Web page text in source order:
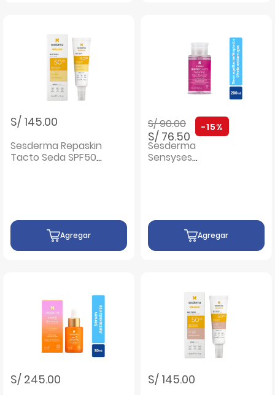
S/ 145.00
Sesderma Repaskin
Tacto Seda SPF50 -
Agregar
Precio rebajado de
S/ 90.00a
S/ 76.50
-15%
Sesderma
Sensyses
Agregar
S/ 245.00 S/ 145.00